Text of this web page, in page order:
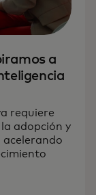
a
requiere
adopción y
acelerando